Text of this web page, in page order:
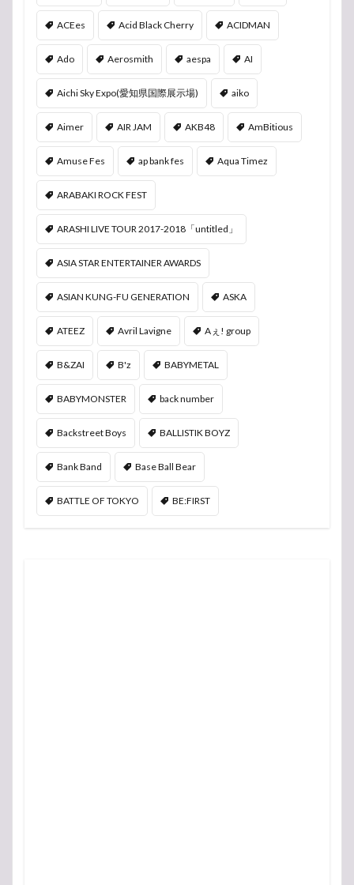
ACEes Acid Black Cherry ACIDMAN
Ado Aerosmith aespa AI
Aichi Sky Expo(愛知県国際展示場) aiko
Aimer AIR JAM AKB48 AmBitious
Amuse Fes ap bank fes Aqua Timez
ARABAKI ROCK FEST
ARASHI LIVE TOUR 2017-2018「untitled」
ASIA STAR ENTERTAINER AWARDS
ASIAN KUNG-FU GENERATION ASKA
ATEEZ Avril Lavigne Aぇ! group
B&ZAI B'z BABYMETAL
BABYMONSTER back number
Backstreet Boys BALLISTIK BOYZ
Bank Band Base Ball Bear
BATTLE OF TOKYO BE:FIRST